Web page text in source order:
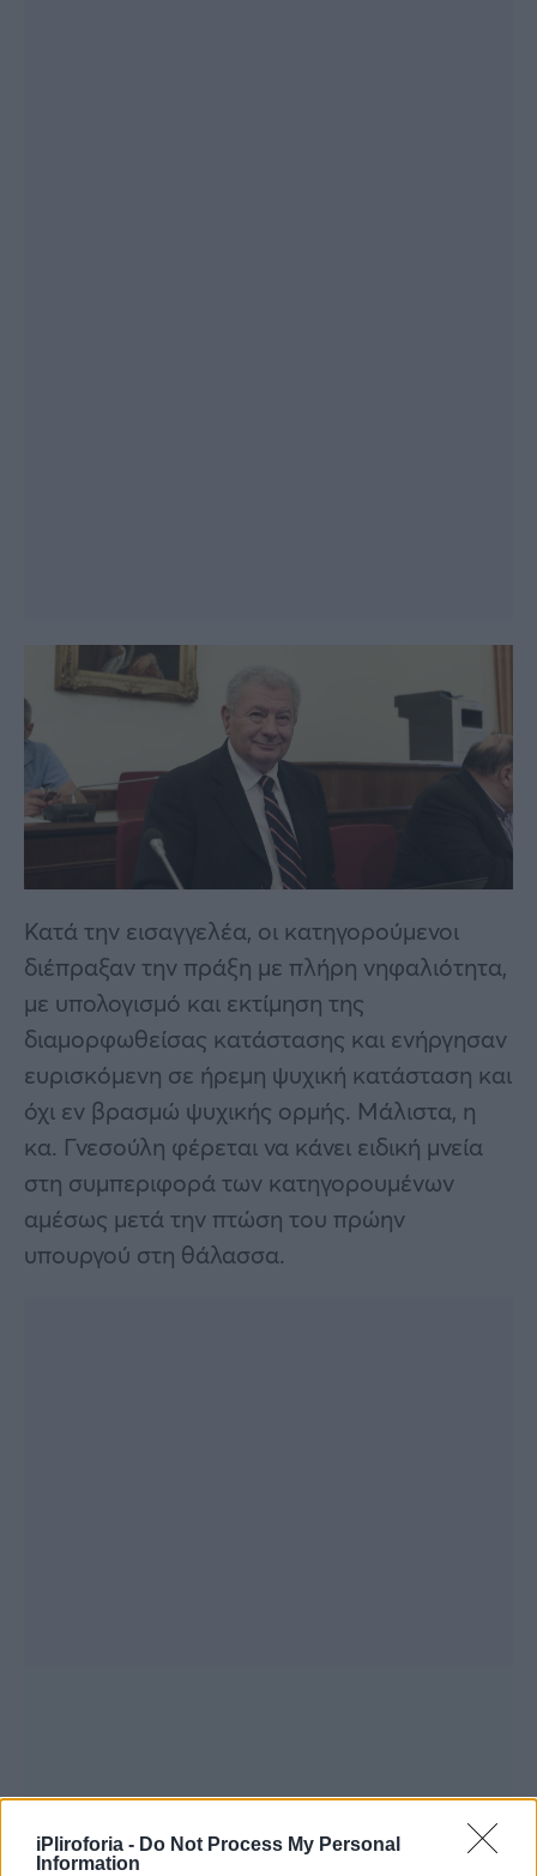
iPliroforia - Do Not Process My Personal
Information
Κατά την εισαγγελέα, οι κατηγορούμενοι
διέπραξαν την πράξη με πλήρη νηφαλιότητα,
με υπολογισμό και εκτίμηση της
διαμορφωθείσας κατάστασης και ενήργησαν
ευρισκόμενη σε ήρεμη ψυχική κατάσταση και
όχι εν βρασμώ ψυχικής ορμής. Μάλιστα, η
κα. Γνεσούλη φέρεται να κάνει ειδική μνεία
στη συμπεριφορά των κατηγορουμένων
αμέσως μετά την πτώση του πρώην
υπουργού στη θάλασσα.